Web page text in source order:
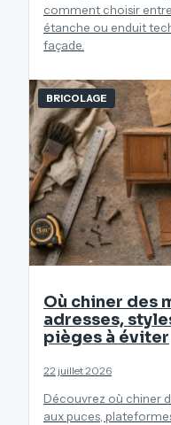
comment choisir
étanche ou enduit
façade.
BRICOLAGE
Où chiner des
adresses,
pièges à éviter
22 juillet 2026
Découvrez où chiner
aux puces,